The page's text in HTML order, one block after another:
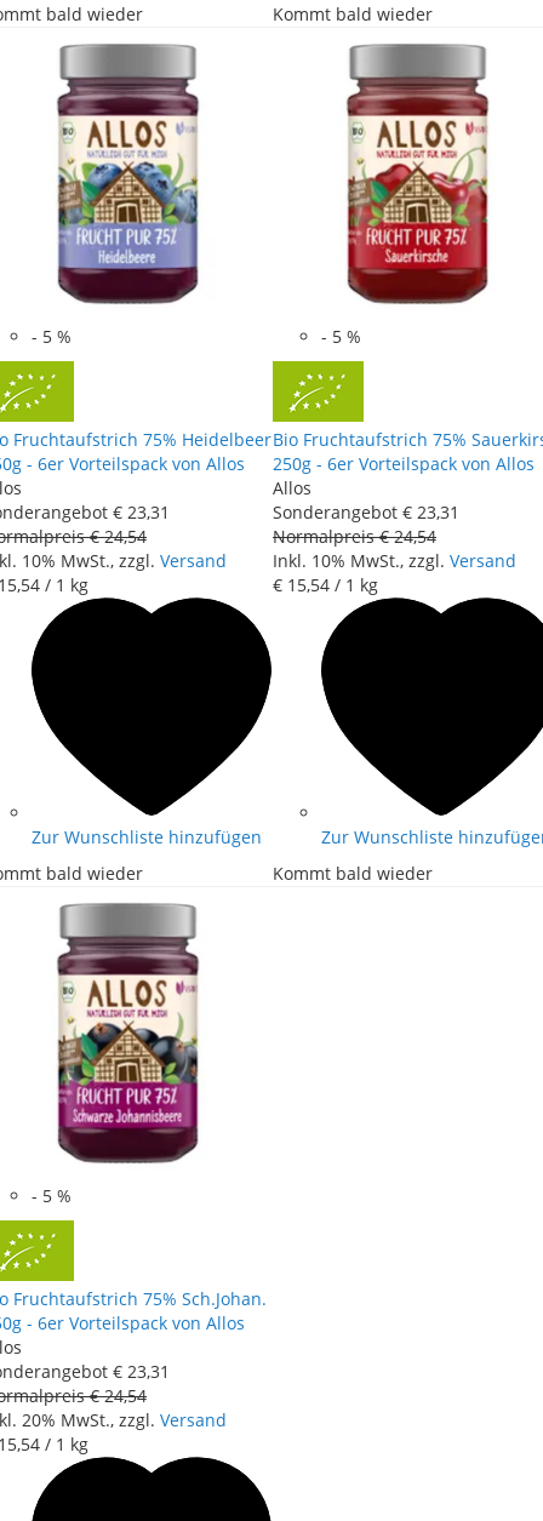
bald wieder
Kommt bald wieder
- 5 %
Fruchtaufstrich 75% Heidelbeer
- 6er Vorteilspack von Allos
€ 23,31
€ 24,54
10% MwSt., zzgl. Versand
,54 / 1 kg
Zur Wunschliste hinzufügen
bald wieder
- 5 %
Bio Fruchtaufstrich 75%
250g - 6er Vorteilspack von Allos
Allos
Sonderangebot € 23,31
Normalpreis € 24,54
Inkl. 10% MwSt., zzgl. Versand
€ 15,54 / 1 kg
Zur Wunschliste
Kommt bald wieder
- 5 %
Fruchtaufstrich 75% Sch.Johan.
- 6er Vorteilspack von Allos
€ 23,31
€ 24,54
20% MwSt., zzgl. Versand
,54 / 1 kg